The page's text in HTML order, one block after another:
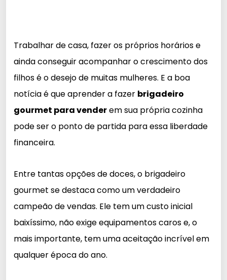
Trabalhar de casa, fazer os próprios horários e
ainda conseguir acompanhar o crescimento dos
filhos é o desejo de muitas mulheres. E a boa
notícia é que aprender a fazer brigadeiro
gourmet para venderem sua própria cozinha
pode ser o ponto de partida para essa liberdade
financeira.
Entre tantas opções de doces, o brigadeiro
gourmet se destaca como um verdadeiro
campeão de vendas. Ele tem um custo inicial
baixíssimo, não exige equipamentos caros e, o
mais importante, tem uma aceitação incrível em
qualquer época do ano.